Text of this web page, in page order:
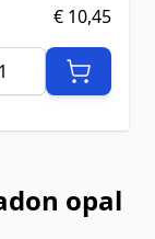
€ 10,45
opal